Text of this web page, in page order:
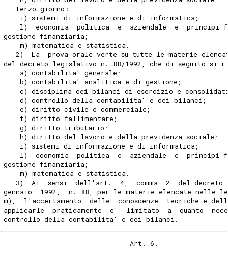
   terzo giorno:
    i) sistemi di informazione e di informatica;
l)  economia  politica  e  aziendale  e  principi
gestione finanziaria;
    m) matematica e statistica.
2)  La  prova orale verte su tutte le materie
del decreto legislativo n. 88/1992, che di seguito si
    a) contabilita' generale;
    b) contabilita' analitica e di gestione;
c) disciplina dei bilanci di esercizio e
    d) controllo della contabilita' e dei bilanci;
    e) diritto civile e commerciale;
    f) diritto fallimentare;
    g) diritto tributario;
    h) diritto del lavoro e della previdenza sociale;
    i) sistemi di informazione e di informatica;
l)  economia  politica  e  aziendale  e  principi
gestione finanziaria;
    m) matematica e statistica.
3)  Ai  sensi  dell'art.  4,  comma  2  del decreto
gennaio  1992,  n. 88, per le materie elencate nelle
m),  l'accertamento  delle  conoscenze  teoriche e
applicarle  praticamente  e'  limitato  a  quanto
controllo della contabilita' e dei bilanci.
                               Art. 6.